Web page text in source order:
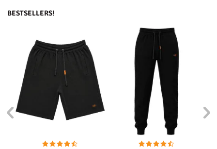
BESTSELLERS!